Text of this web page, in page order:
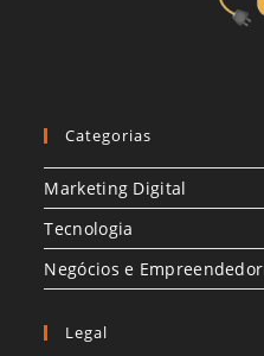
Categorias
Marketing Digital
Tecnologia
Negócios e
Legal